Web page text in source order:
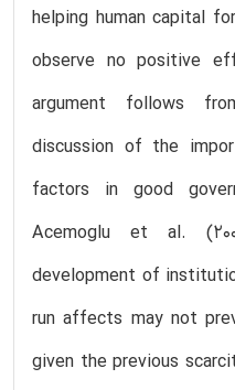
helping human capital
observe no positive
argument follows
discussion of the
factors in good
Acemoglu et al.
development of
run affects may not
given the previous